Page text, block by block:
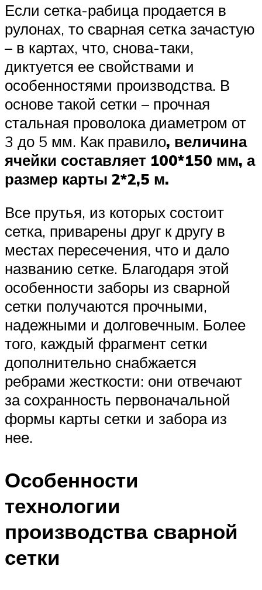
Если сетка-рабица продается в
рулонах, то сварная сетка зачастую
– в картах, что, снова-таки,
диктуется ее свойствами и
особенностями производства. В
основе такой сетки – прочная
стальная проволока диаметром от
3 до 5 мм. Как правило, величина
ячейки составляет 100*150 мм, а
размер карты 2*2,5 м.
Все прутья, из которых состоит
сетка, приварены друг к другу в
местах пересечения, что и дало
названию сетке. Благодаря этой
особенности заборы из сварной
сетки получаются прочными,
надежными и долговечным. Более
того, каждый фрагмент сетки
дополнительно снабжается
ребрами жесткости: они отвечают
за сохранность первоначальной
формы карты сетки и забора из
нее.
Особенности
технологии
производства сварной
сетки